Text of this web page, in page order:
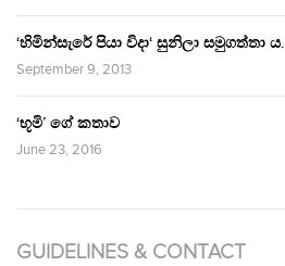
‘හිමින්සැරේ පියා විදා‘ සුනිලා සමුගත්තා ය.
September 9, 2013
‘භූමි’ ගේ කතාව
June 23, 2016
GUIDELINES & CONTACT